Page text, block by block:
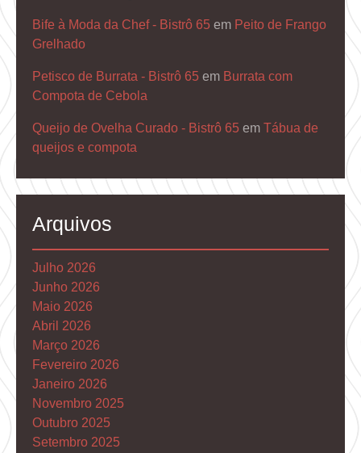
Bife à Moda da Chef - Bistrô 65 em Peito de Frango
Grelhado
Petisco de Burrata - Bistrô 65 em Burrata com
Compota de Cebola
Queijo de Ovelha Curado - Bistrô 65 em Tábua de
queijos e compota
Arquivos
Julho 2026
Junho 2026
Maio 2026
Abril 2026
Março 2026
Fevereiro 2026
Janeiro 2026
Novembro 2025
Outubro 2025
Setembro 2025